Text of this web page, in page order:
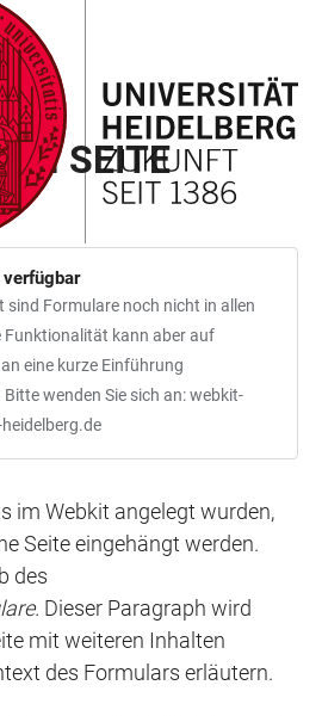
IN SEITE
sind Formulare noch nicht in allen
Funktionalität kann aber auf
eine kurze Einführung
wenden Sie sich an: webkit-
im Webkit angelegt wurden,
Seite eingehängt werden.
des
Dieser Paragraph wird
mit weiteren Inhalten
des Formulars erläutern.